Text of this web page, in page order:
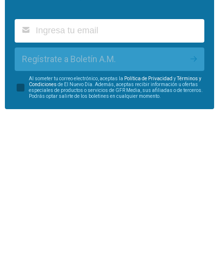
Regístrate a Boletín A.M.
Al someter tu correo electrónico, aceptas la Política de Privacidad yTérminos y
Condiciones de El Nuevo Día. Además, aceptas recibir información u ofertas
especiales de productos o servicios de GFR Media, sus afiliadas o de terceros.
Podrás optar salirte de los boletines en cualquier momento.